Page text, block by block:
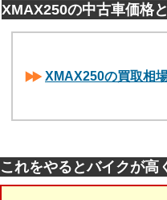
XMAX250の中古車価格
XMAX250の買取相
これをやるとバイクが高